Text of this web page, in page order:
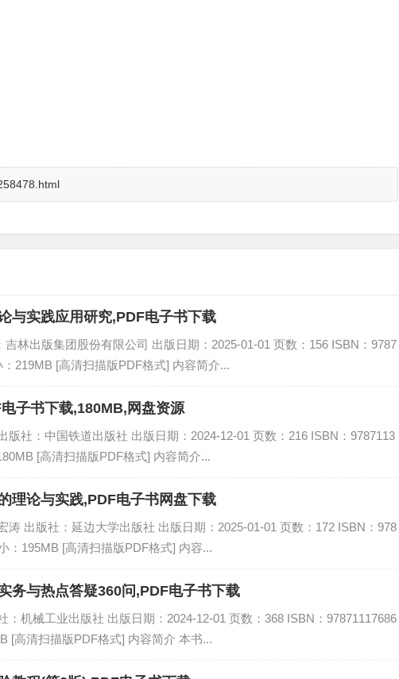
与实践应用研究,PDF电子书下载
林出版集团股份有限公司 出版日期：2025-01-01 页数：156 ISBN：9787
219MB [高清扫描版PDF格式] 内容简介...
子书下载,180MB,网盘资源
版社：中国铁道出版社 出版日期：2024-12-01 页数：216 ISBN：9787113
[高清扫描版PDF格式] 内容简介...
理论与实践,PDF电子书网盘下载
涛 出版社：延边大学出版社 出版日期：2025-01-01 页数：172 ISBN：978
：195MB [高清扫描版PDF格式] 内容...
务与热点答疑360问,PDF电子书下载
：机械工业出版社 出版日期：2024-12-01 页数：368 ISBN：97871117686
[高清扫描版PDF格式] 内容简介 本书...